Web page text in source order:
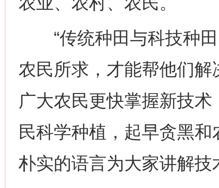
“传统种田与科技种田
农民所求，才能帮他们解
广大农民更快掌握新技
民科学种植，起早贪黑
朴实的语言为大家讲解技